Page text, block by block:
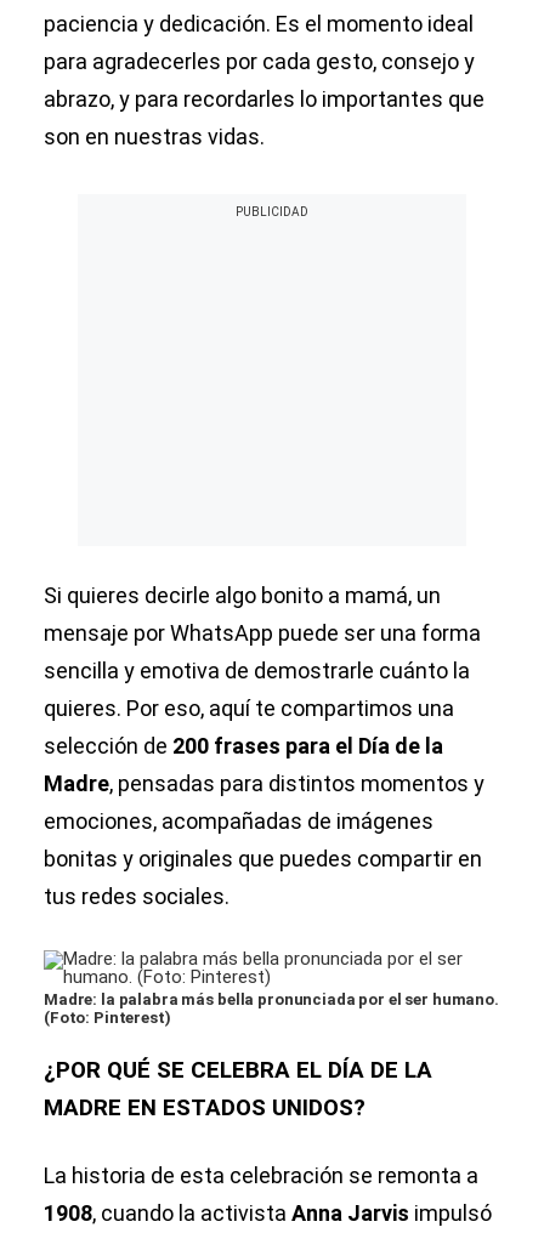
paciencia y dedicación. Es el momento ideal
para agradecerles por cada gesto, consejo y
abrazo, y para recordarles lo importantes que
son en nuestras vidas.
Si quieres decirle algo bonito a mamá, un
mensaje por WhatsApp puede ser una forma
sencilla y emotiva de demostrarle cuánto la
quieres. Por eso, aquí te compartimos una
selección de 200 frases para el Día de la
Madre, pensadas para distintos momentos y
emociones, acompañadas de imágenes
bonitas y originales que puedes compartir en
tus redes sociales.
Madre: la palabra más bella pronunciada por el ser humano.
(Foto: Pinterest)
¿POR QUÉ SE CELEBRA EL DÍA DE LA
MADRE EN ESTADOS UNIDOS?
La historia de esta celebración se remonta a
1908, cuando la activista Anna Jarvis impulsó